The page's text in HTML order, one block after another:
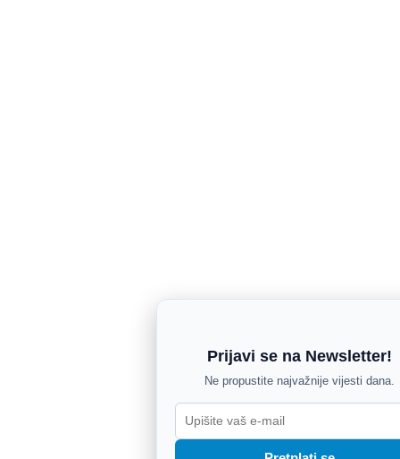
Prijavi se na Newsletter!
Ne propustite najvažnije vijesti dana.